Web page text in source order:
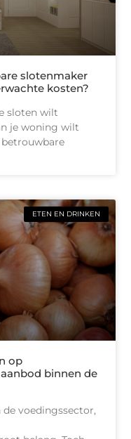
slotenmaker
kosten?
sloten wilt
je woning wilt
betrouwbare
ETEN EN DRINKEN
op
binnen de
voedingssector,